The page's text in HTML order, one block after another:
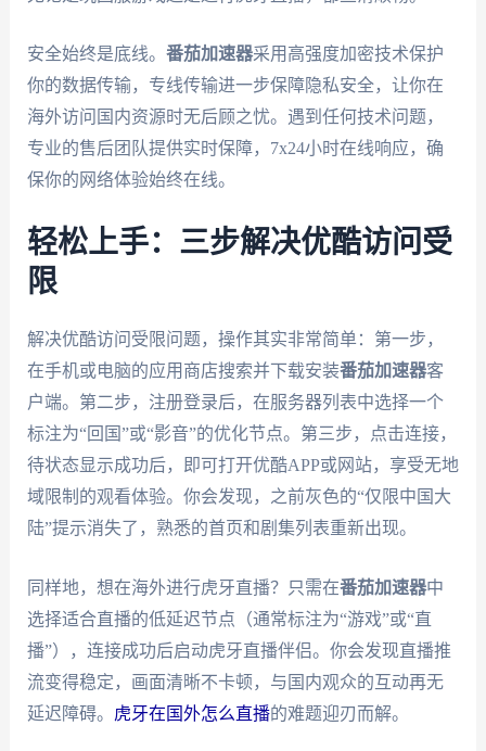
安全始终是底线。 番茄加速器采用高强度加密技术保护
你的数据传输，专线传输进一步保障隐私安全，让你在
海外访问国内资源时无后顾之忧。遇到任何技术问题，
专业的售后团队提供实时保障，7x24小时在线响应，确
保你的网络体验始终在线。
轻松上手：三步解决优酷访问受
限
解决优酷访问受限问题，操作其实非常简单：第一步，
在手机或电脑的应用商店搜索并下载安装番茄加速器客
户端。第二步，注册登录后，在服务器列表中选择一个
标注为“回国”或“影音”的优化节点。第三步，点击连接，
待状态显示成功后，即可打开优酷APP或网站，享受无地
域限制的观看体验。你会发现，之前灰色的“仅限中国大
陆”提示消失了，熟悉的首页和剧集列表重新出现。
同样地，想在海外进行虎牙直播？只需在番茄加速器中
选择适合直播的低延迟节点（通常标注为“游戏”或“直
播”），连接成功后启动虎牙直播伴侣。你会发现直播推
流变得稳定，画面清晰不卡顿，与国内观众的互动再无
延迟障碍。 虎牙在国外怎么直播的难题迎刃而解。